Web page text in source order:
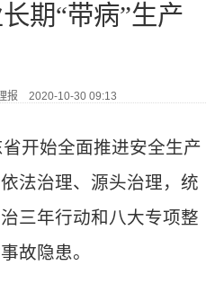
期“带病”生产
报 2020-10-30 09:13
开始全面推进安全生产
法治理、源头治理，统
三年行动和八大专项整
故隐患。